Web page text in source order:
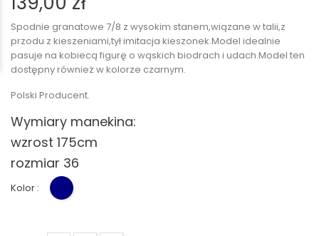
Spodnie granatowe 7/8 z wysokim stanem,wiązane w talii,z
przodu z kieszeniami,tył imitacja kieszonek.Model idealnie
pasuje na kobiecą figurę o wąskich biodrach i udach.Model ten
dostępny również w kolorze czarnym.
Polski Producent.
Wymiary manekina:
wzrost 175cm
rozmiar 36
Kolor : Granat